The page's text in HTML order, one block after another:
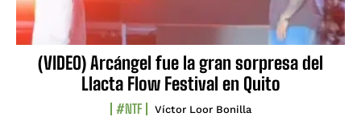
(VIDEO) Arcángel fue la gran sorpresa del
Llacta Flow Festival en Quito
#NTF Víctor Loor Bonilla